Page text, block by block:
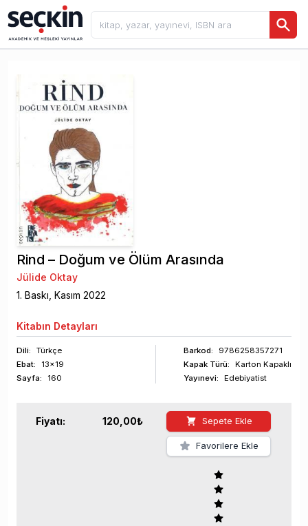
Rind – Doğum ve Ölüm Arasında
Jülide Oktay
1. Baskı, Kasım 2022
Kitabın Detayları
Dili:
Türkçe
Ebat:
13x19
Sayfa: 160
Barkod:
9786258357271
Kapak Türü:
Karton Kapaklı
Yayınevi:
Edebiyatist
Fiyatı: 120,00₺ Sepete Ekle
Favorilere Ekle